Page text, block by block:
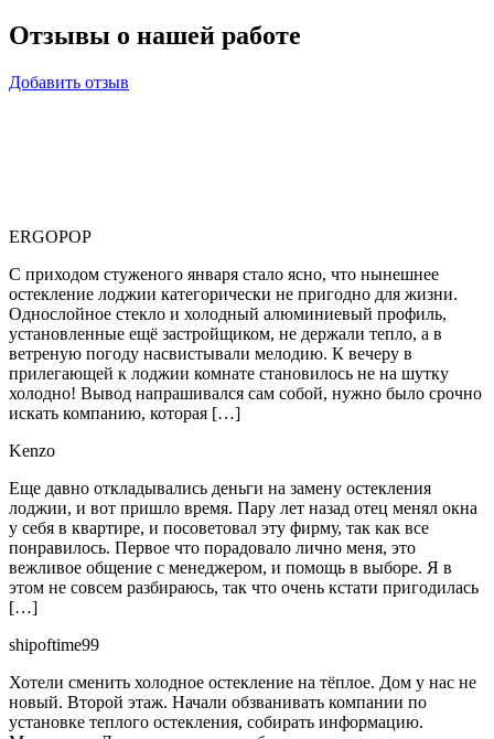
Отзывы о нашей работе
Добавить отзыв
ERGOPOP
С приходом стуженого января стало ясно, что нынешнее
остекление лоджии категорически не пригодно для жизни.
Однослойное стекло и холодный алюминиевый профиль,
установленные ещё застройщиком, не держали тепло, а в
ветреную погоду насвистывали мелодию. К вечеру в
прилегающей к лоджии комнате становилось не на шутку
холодно! Вывод напрашивался сам собой, нужно было срочно
искать компанию, которая […]
Kenzo
Еще давно откладывались деньги на замену остекления
лоджии, и вот пришло время. Пару лет назад отец менял окна
у себя в квартире, и посоветовал эту фирму, так как все
понравилось. Первое что порадовало лично меня, это
вежливое общение с менеджером, и помощь в выборе. Я в
этом не совсем разбираюсь, так что очень кстати пригодилась
[…]
shipoftime99
Хотели сменить холодное остекление на тёплое. Дом у нас не
новый. Второй этаж. Начали обзванивать компании по
установке теплого остекления, собирать информацию.